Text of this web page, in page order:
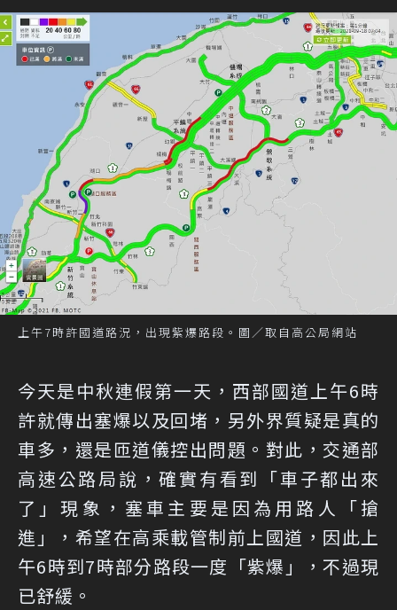
上午7時許國道路況，出現紫爆路段。圖／取自高公局網站
今天是中秋連假第一天，西部國道上午6時
許就傳出塞爆以及回堵，另外界質疑是真的
車多，還是匝道儀控出問題。對此，交通部
高速公路局說，確實有看到「車子都出來
了」現象，塞車主要是因為用路人「搶
進」，希望在高乘載管制前上國道，因此上
午6時到7時部分路段一度「紫爆」，不過現
已舒緩。